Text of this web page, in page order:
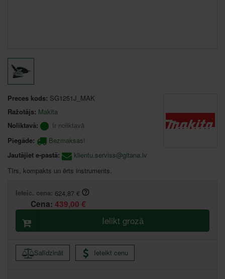
Preces kods: SG1251J_MAK
Ražotājs: Makita
Noliktavā:
Ir noliktavā
Piegāde:
Bezmaksas!
Jautājiet e-pastā:
klientu.serviss@gitana.lv
Tīrs, kompakts un ērts instruments.
Ieteic. cena: 624,87 €
Cena: 439,00 €
Ielikt grozā
Salīdzināt Ieteikt cenu